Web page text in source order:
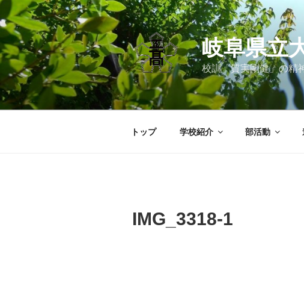
コ
ン
テ
ン
ツ
へ
ス
キ
岐阜県立
校訓「質実剛健」の精
トップ 学校紹介 部活動
IMG_3318-1